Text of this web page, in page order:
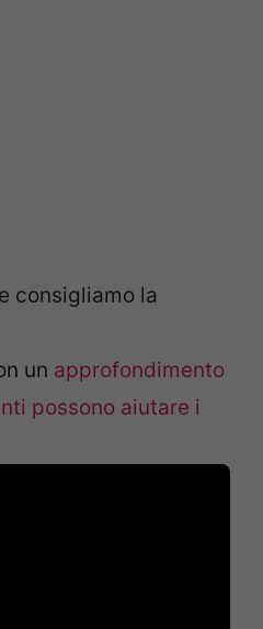
consigliamo la
un approfondimento
possono aiutare i